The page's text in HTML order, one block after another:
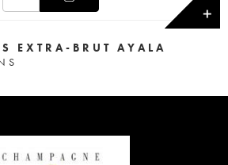
✕
EXTRA-BRUT AYALA